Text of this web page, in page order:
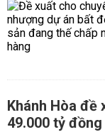
Khánh Hòa đề
49.000 tỷ đồng